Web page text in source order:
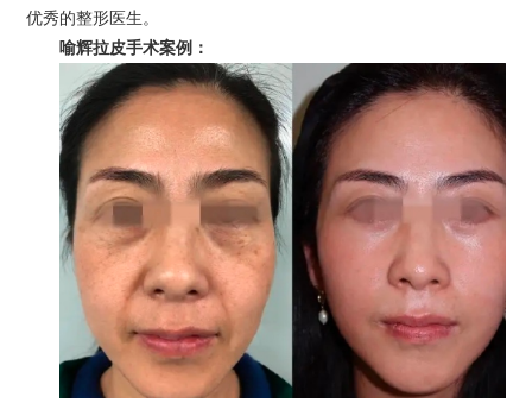
优秀的整形医生。
喻辉拉皮手术案例：